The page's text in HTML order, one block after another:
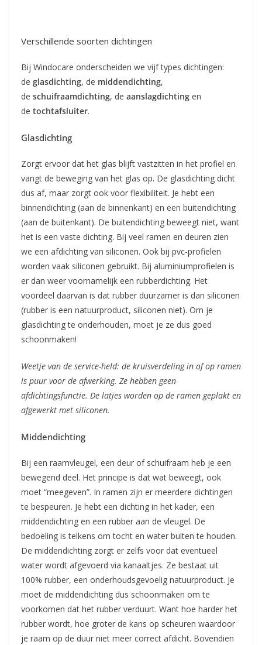
Verschillende soorten dichtingen
Bij Windocare onderscheiden we vijf types dichtingen:
de glasdichting, de middendichting,
de schuifraamdichting, de aanslagdichting en
de tochtafsluiter.
Glasdichting
Zorgt ervoor dat het glas blijft vastzitten in het profiel en
vangt de beweging van het glas op. De glasdichting dicht
dus af, maar zorgt ook voor flexibiliteit. Je hebt een
binnendichting (aan de binnenkant) en een buitendichting
(aan de buitenkant). De buitendichting beweegt niet, want
het is een vaste dichting. Bij veel ramen en deuren zien
we een afdichting van siliconen. Ook bij pvc-profielen
worden vaak siliconen gebruikt. Bij aluminiumprofielen is
er dan weer voornamelijk een rubberdichting. Het
voordeel daarvan is dat rubber duurzamer is dan siliconen
(rubber is een natuurproduct, siliconen niet). Om je
glasdichting te onderhouden, moet je ze dus goed
schoonmaken!
Weetje van de service-held: de kruisverdeling in of op ramen
is puur voor de afwerking. Ze hebben geen
afdichtingsfunctie. De latjes worden op de ramen geplakt en
afgewerkt met siliconen.
Middendichting
Bij een raamvleugel, een deur of schuifraam heb je een
bewegend deel. Het principe is dat wat beweegt, ook
moet “meegeven”. In ramen zijn er meerdere dichtingen
te bespeuren. Je hebt een dichting in het kader, een
middendichting en een rubber aan de vleugel. De
bedoeling is telkens om tocht en water buiten te houden.
De middendichting zorgt er zelfs voor dat eventueel
water wordt afgevoerd via kanaaltjes. Ze bestaat uit
100% rubber, een onderhoudsgevoelig natuurproduct. Je
moet de middendichting dus schoonmaken om te
voorkomen dat het rubber verduurt. Want hoe harder het
rubber wordt, hoe groter de kans op scheuren waardoor
je raam op de duur niet meer correct afdicht. Bovendien